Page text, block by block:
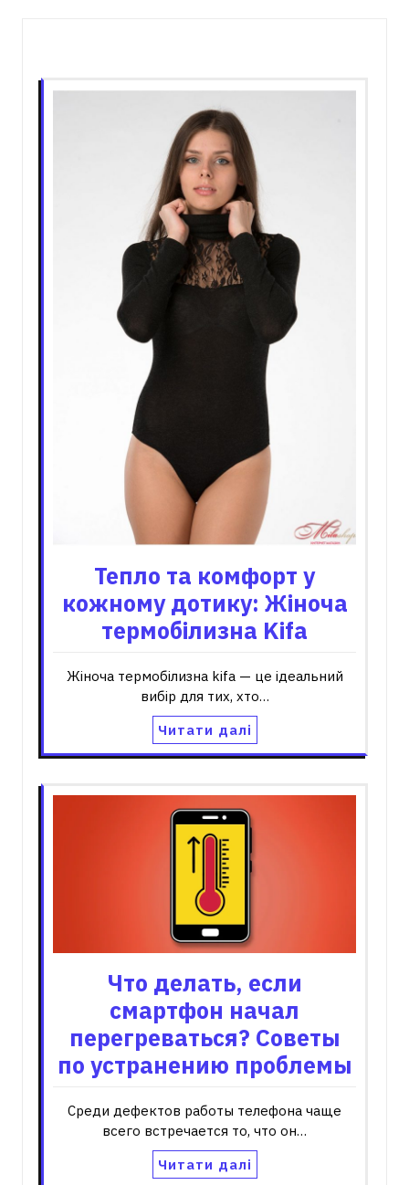
Тепло та комфорт у
кожному дотику: Жіноча
термобілизна Kifa
Жіноча термобілизна kifa — це ідеальний
вибір для тих, хто…
Читати далі
Что делать, если
смартфон начал
перегреваться? Советы
по устранению проблемы
Среди дефектов работы телефона чаще
всего встречается то, что он…
Читати далі